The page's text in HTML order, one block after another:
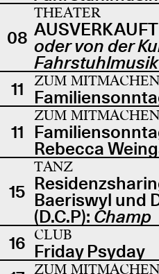
08
THEATER
oder von der
11
ZUM MITMACHEN
11
ZUM MITMACHEN
Rebecca
15
TANZ
Baeriswyl und
(D.C.P): Champ
16 CLUB
Friday Psyday
ZUM MITMACHEN